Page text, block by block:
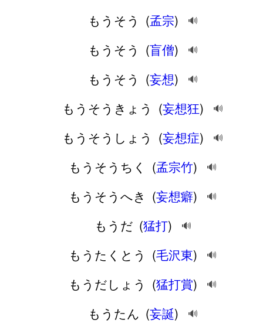
もうそう (孟宗) 🔊
もうそう (盲僧) 🔊
もうそう (妄想) 🔊
もうそうきょう (妄想狂) 🔊
もうそうしょう (妄想症) 🔊
もうそうちく (孟宗竹) 🔊
もうそうへき (妄想癖) 🔊
もうだ (猛打) 🔊
もうたくとう (毛沢東) 🔊
もうだしょう (猛打賞) 🔊
もうたん (妄誕) 🔊